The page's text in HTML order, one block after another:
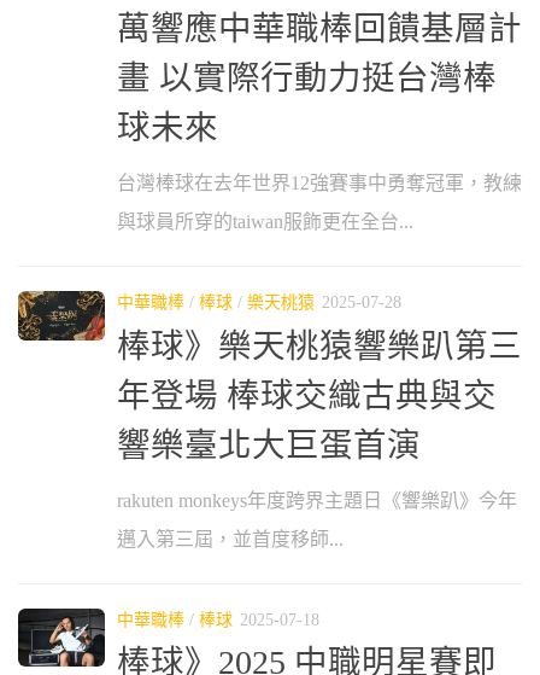
萬響應中華職棒回饋基層計
畫 以實際行動力挺台灣棒
球未來
台灣棒球在去年世界12強賽事中勇奪冠軍，教練
與球員所穿的taiwan服飾更在全台...
中華職棒 / 棒球 / 樂天桃猿 2025-07-28
棒球》樂天桃猿響樂趴第三
年登場 棒球交織古典與交
響樂臺北大巨蛋首演
rakuten monkeys年度跨界主題日《響樂趴》今年
邁入第三屆，並首度移師...
中華職棒 / 棒球 2025-07-18
棒球》2025 中職明星賽即